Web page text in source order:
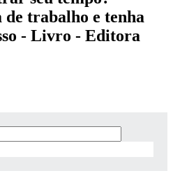
de trabalho e tenha
- Livro - Editora